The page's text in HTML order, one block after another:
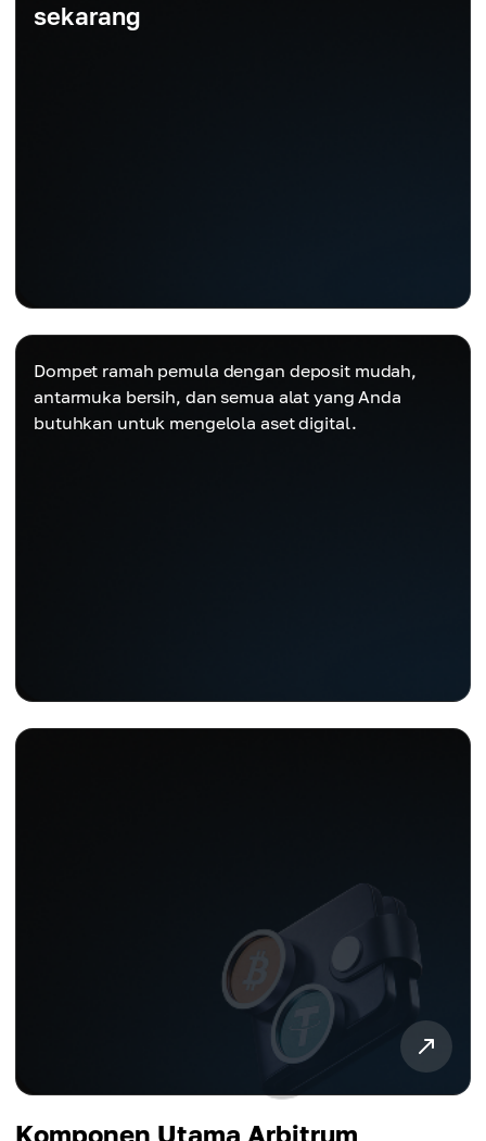
sekarang
Dompet ramah pemula dengan deposit mudah,
antarmuka bersih, dan semua alat yang Anda
butuhkan untuk mengelola aset digital.
Komponen Utama Arbitrum